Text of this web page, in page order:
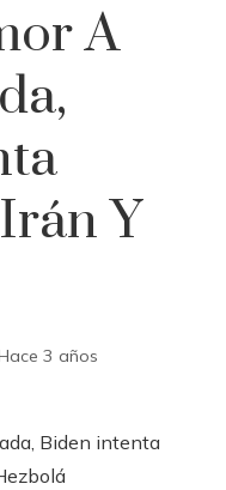
A
Y
3 años